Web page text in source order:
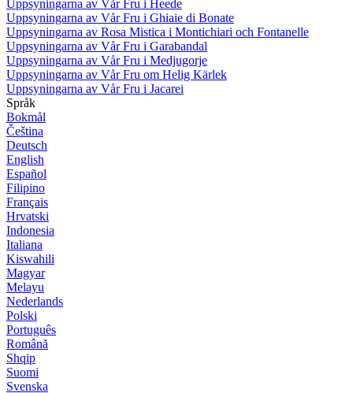
Uppsyningarna av Vår Fru i Heede
Uppsyningarna av Vår Fru i Ghiaie di Bonate
Uppsyningarna av Rosa Mistica i Montichiari och Fontanelle
Uppsyningarna av Vår Fru i Garabandal
Uppsyningarna av Vår Fru i Medjugorje
Uppsyningarna av Vår Fru om Helig Kärlek
Uppsyningarna av Vår Fru i Jacarei
Språk
Bokmål
Čeština
Deutsch
English
Español
Filipino
Français
Hrvatski
Indonesia
Italiana
Kiswahili
Magyar
Melayu
Nederlands
Polski
Português
Română
Shqip
Suomi
Svenska